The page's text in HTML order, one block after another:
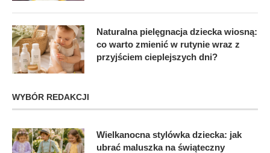
Naturalna pielęgnacja dziecka wiosną:
co warto zmienić w rutynie wraz z
przyjściem cieplejszych dni?
WYBÓR REDAKCJI
Wielkanocna stylówka dziecka: jak
ubrać maluszka na świąteczny